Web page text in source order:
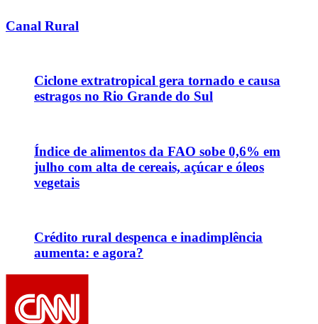
Canal Rural
Ciclone extratropical gera tornado e causa
estragos no Rio Grande do Sul
Índice de alimentos da FAO sobe 0,6% em
julho com alta de cereais, açúcar e óleos
vegetais
Crédito rural despenca e inadimplência
aumenta: e agora?